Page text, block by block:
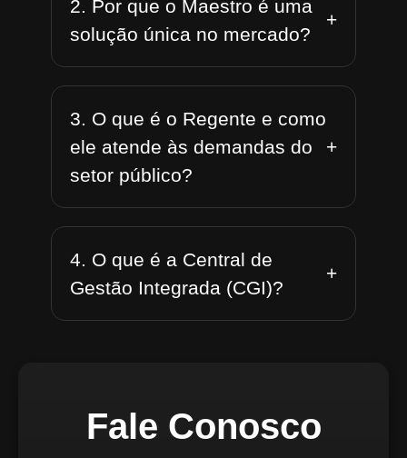
2. Por que o Maestro é uma
solução única no mercado?
+
3. O que é o Regente e como
ele atende às demandas do
setor público?
+
4. O que é a Central de
Gestão Integrada (CGI)?
+
Fale Conosco